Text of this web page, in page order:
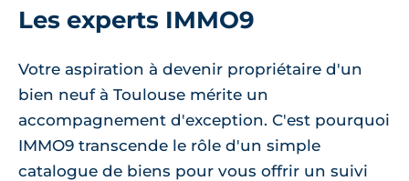
Les experts IMMO9
Votre aspiration à devenir propriétaire d'un
bien neuf à Toulouse mérite un
accompagnement d'exception. C'est pourquoi
IMMO9 transcende le rôle d'un simple
catalogue de biens pour vous offrir un suivi